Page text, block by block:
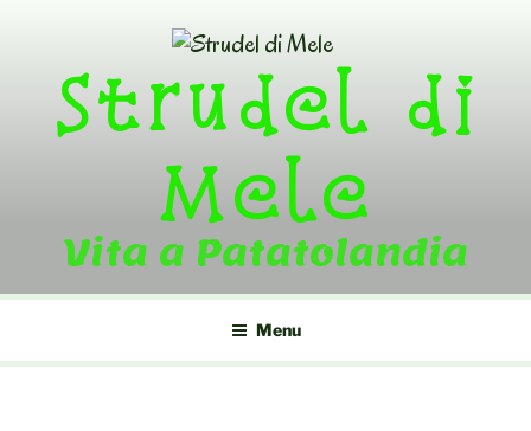
contentStrudel di
Mele
Vita a Patatolandia
Menu